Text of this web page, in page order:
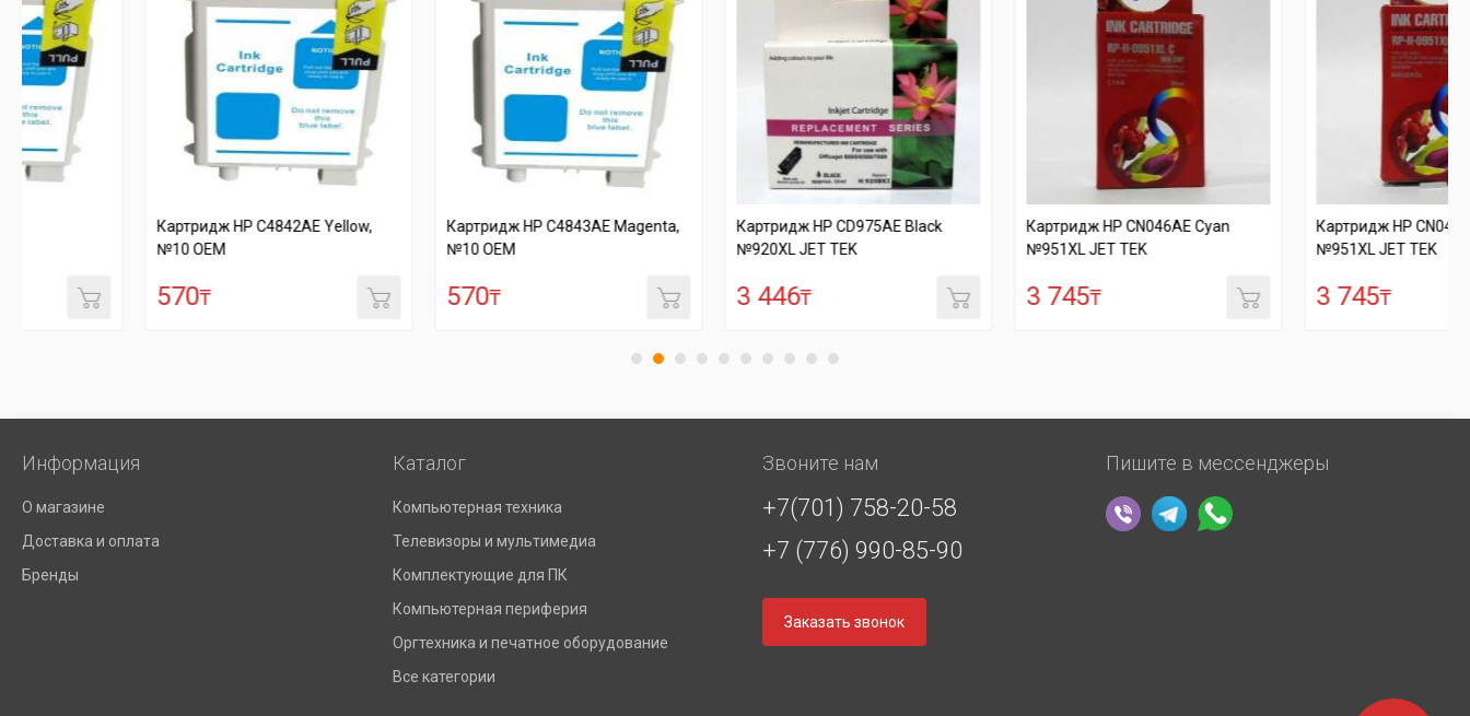
Картридж HP C4842AE Yellow,
₸
Картридж HP C4843AE Magenta,
₸
Картридж HP CD975AE Black
3 446₸
Картридж HP CN046AE Cyan
3 745₸
Картридж HP CN047AE Magenta
3 745₸
Информация
О магазине
Доставка и оплата
Бренды
Каталог
Компьютерная техника
Телевизоры и мультимедиа
Комплектующие для ПК
Компьютерная периферия
Оргтехника и печатное оборудование
Все категории
Звоните нам
+7(701) 758-20-58
+7 (776) 990-85-90
Заказать звонок
Пишите в мессенджеры